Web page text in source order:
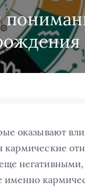
оказывают
кармические
негативными,
именно